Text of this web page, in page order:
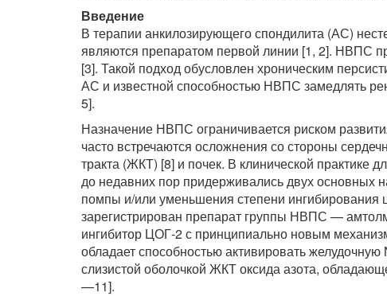
Введение
В терапии анкилозирующего спондилита (АС)
являются препаратом первой линии [1, 2]. НВПС
[3]. Такой подход обусловлен хроническим
АС и известной способностью НВПС замедлять
5].
Назначение НВПС ограничивается риском
часто встречаются осложнения со стороны
тракта (ЖКТ) [8] и почек. В клинической практике
до недавних пор придерживались двух основных
помпы и/или уменьшения степени
зарегистрирован препарат группы НВПС —
ингибитор ЦОГ-2 с принципиально новым
обладает способностью активировать
слизистой оболочкой ЖКТ оксида азота,
—11].